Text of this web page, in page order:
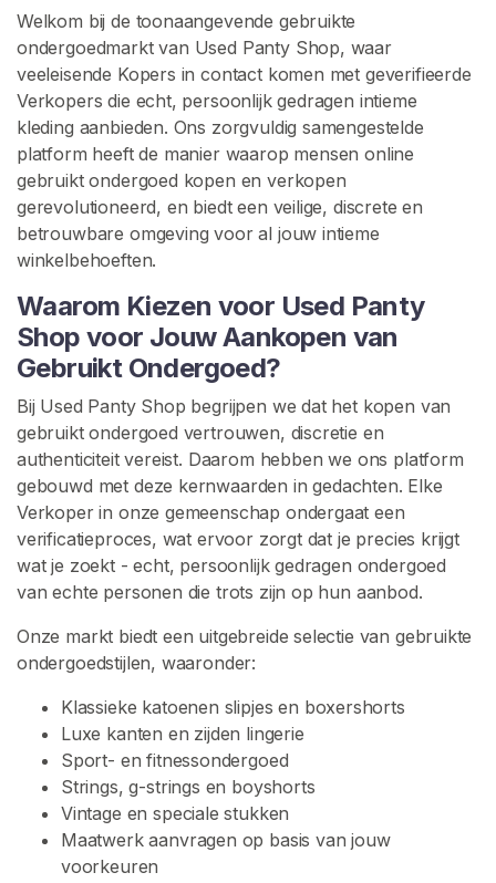
Welkom bij de toonaangevende gebruikte
ondergoedmarkt van Used Panty Shop, waar
veeleisende Kopers in contact komen met geverifieerde
Verkopers die echt, persoonlijk gedragen intieme
kleding aanbieden. Ons zorgvuldig samengestelde
platform heeft de manier waarop mensen online
gebruikt ondergoed kopen en verkopen
gerevolutioneerd, en biedt een veilige, discrete en
betrouwbare omgeving voor al jouw intieme
winkelbehoeften.
Waarom Kiezen voor Used Panty
Shop voor Jouw Aankopen van
Gebruikt Ondergoed?
Bij Used Panty Shop begrijpen we dat het kopen van
gebruikt ondergoed vertrouwen, discretie en
authenticiteit vereist. Daarom hebben we ons platform
gebouwd met deze kernwaarden in gedachten. Elke
Verkoper in onze gemeenschap ondergaat een
verificatieproces, wat ervoor zorgt dat je precies krijgt
wat je zoekt - echt, persoonlijk gedragen ondergoed
van echte personen die trots zijn op hun aanbod.
Onze markt biedt een uitgebreide selectie van gebruikte
ondergoedstijlen, waaronder:
Klassieke katoenen slipjes en boxershorts
Luxe kanten en zijden lingerie
Sport- en fitnessondergoed
Strings, g-strings en boyshorts
Vintage en speciale stukken
Maatwerk aanvragen op basis van jouw
voorkeuren
r
k
o
p
e
r
s
B
l
a
d
e
r
e
n
I
n
h
o
u
d
G
e